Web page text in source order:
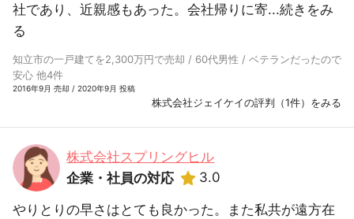
社であり、近親感もあった。会社帰りに寄...続きをみ
る
知立市の一戸建てを2,300万円で売却 / 60代男性 / ベテランだったので
安心 他4件
2016年9月 売却 / 2020年9月 投稿
株式会社ジェイケイの評判（1件）をみる
株式会社スプリングヒル
企業・社員の対応
3.0
やりとりの早さはとても良かった。また私共が遠方在